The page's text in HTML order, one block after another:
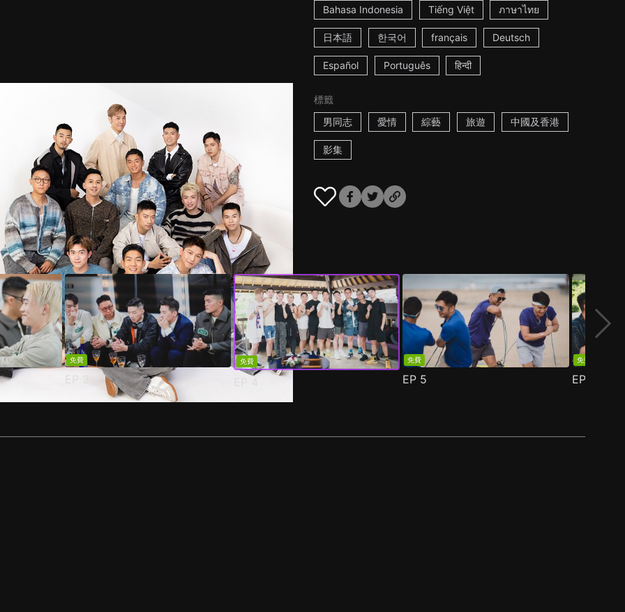
Bahasa Indonesia Tiếng Việt ภาษาไทย
日本語 한국어 français Deutsch
Español Português हिन्दी
標籤
男同志
愛情 綜藝 旅遊 中國及香港
影集
免費 免費 免費
EP 5
免費
EP